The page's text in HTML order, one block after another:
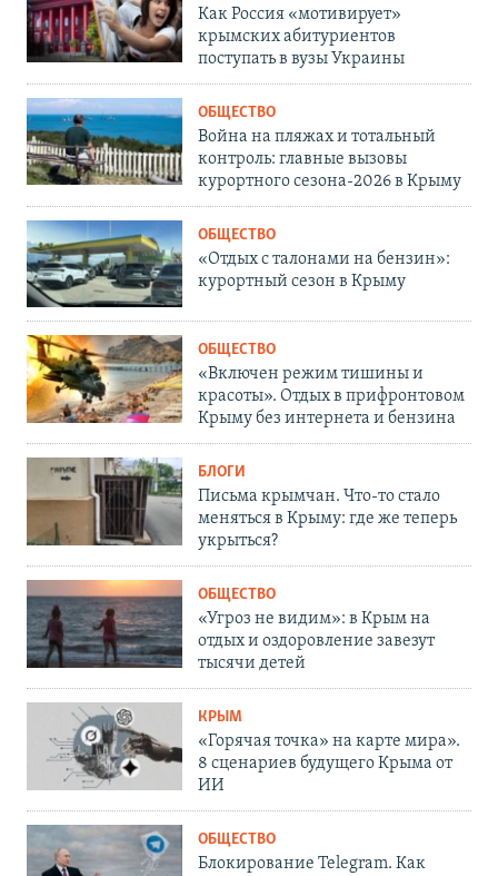
Как Россия «мотивирует»
крымских абитуриентов
поступать в вузы Украины
ОБЩЕСТВО
Война на пляжах и тотальный
контроль: главные вызовы
курортного сезона-2026 в Крыму
ОБЩЕСТВО
«Отдых с талонами на бензин»:
курортный сезон в Крыму
ОБЩЕСТВО
«Включен режим тишины и
красоты». Отдых в прифронтовом
Крыму без интернета и бензина
БЛОГИ
Письма крымчан. Что-то стало
меняться в Крыму: где же теперь
укрыться?
ОБЩЕСТВО
«Угроз не видим»: в Крым на
отдых и оздоровление завезут
тысячи детей
КРЫМ
«Горячая точка» на карте мира».
8 сценариев будущего Крыма от
ИИ
ОБЩЕСТВО
Блокирование Telegram. Как